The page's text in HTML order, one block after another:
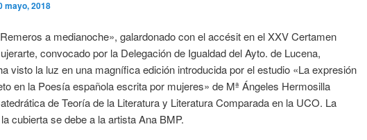
mayo, 2018
a medianoche», galardonado con el accésit en el XXV Certamen
convocado por la Delegación de Igualdad del Ayto. de Lucena,
visto la luz en una magnífica edición introducida por el estudio «La expresión
en la Poesía española escrita por mujeres» de Mª Ángeles Hermosilla
de Teoría de la Literatura y Literatura Comparada en la UCO. La
cubierta se debe a la artista Ana BMP.